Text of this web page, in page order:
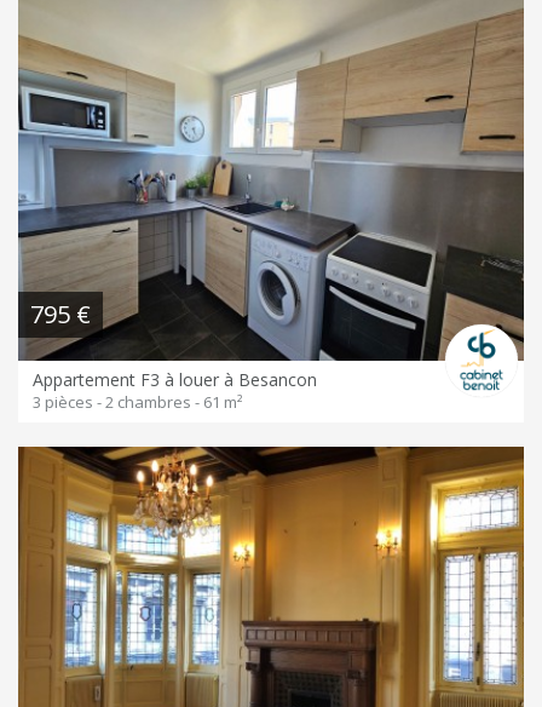
795 €
Appartement F3 à louer à Besancon
3 pièces - 2 chambres - 61 m²